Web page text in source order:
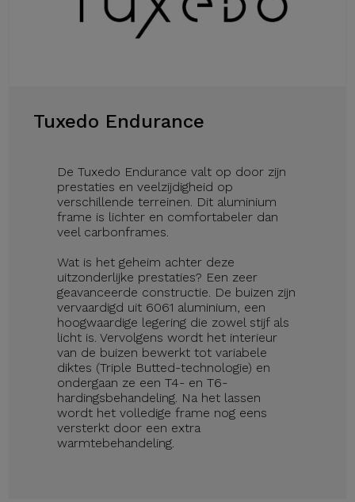
Tuxedo Endurance
De Tuxedo Endurance valt op door zijn
prestaties en veelzijdigheid op
verschillende terreinen. Dit aluminium
frame is lichter en comfortabeler dan
veel carbonframes.
Wat is het geheim achter deze
uitzonderlijke prestaties? Een zeer
geavanceerde constructie. De buizen zijn
vervaardigd uit 6061 aluminium, een
hoogwaardige legering die zowel stijf als
licht is. Vervolgens wordt het interieur
van de buizen bewerkt tot variabele
diktes (Triple Butted-technologie) en
ondergaan ze een T4- en T6-
hardingsbehandeling. Na het lassen
wordt het volledige frame nog eens
versterkt door een extra
warmtebehandeling.